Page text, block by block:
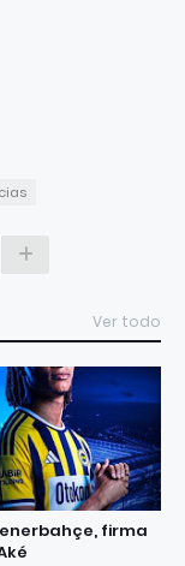
Ver todo
firma